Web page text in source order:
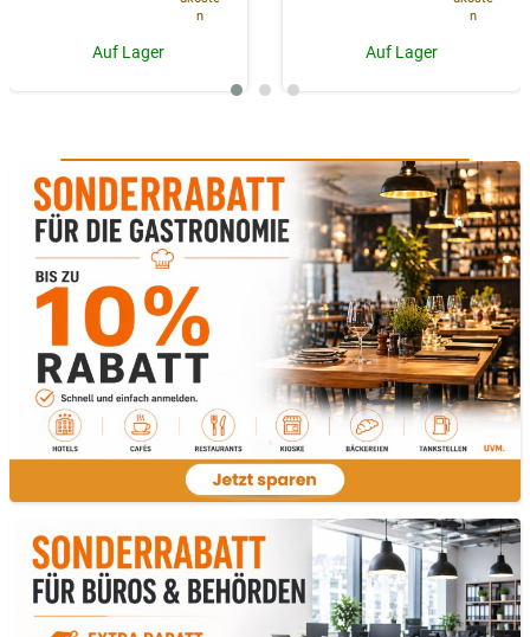
n
Auf Lager
n
Auf Lager